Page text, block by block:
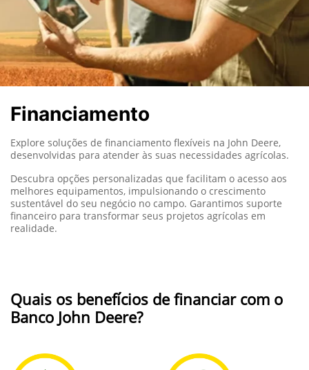
Financiamento
Explore soluções de financiamento flexíveis na John Deere,
desenvolvidas para atender às suas necessidades agrícolas.
Descubra opções personalizadas que facilitam o acesso aos
melhores equipamentos, impulsionando o crescimento
sustentável do seu negócio no campo. Garantimos suporte
financeiro para transformar seus projetos agrícolas em
realidade.
Quais os benefícios de financiar com o
Banco John Deere?